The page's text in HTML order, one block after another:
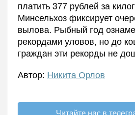
платить 377 рублей за
Минсельхоз фиксирует
вылова. Рыбный год
рекордами уловов, но до
граждан эти рекорды не
Автор: Никита Орлов
Читайте нас в